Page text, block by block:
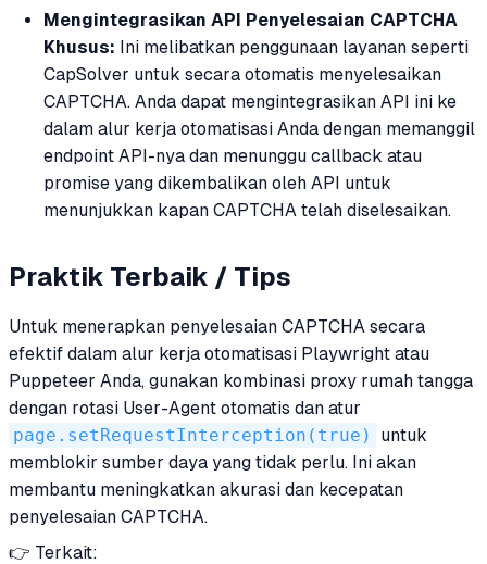
Mengintegrasikan API Penyelesaian CAPTCHA
Khusus: Ini melibatkan penggunaan layanan seperti
CapSolver untuk secara otomatis menyelesaikan
CAPTCHA. Anda dapat mengintegrasikan API ini ke
dalam alur kerja otomatisasi Anda dengan memanggil
endpoint API-nya dan menunggu callback atau
promise yang dikembalikan oleh API untuk
menunjukkan kapan CAPTCHA telah diselesaikan.
Praktik Terbaik / Tips
Untuk menerapkan penyelesaian CAPTCHA secara
efektif dalam alur kerja otomatisasi Playwright atau
Puppeteer Anda, gunakan kombinasi proxy rumah tangga
dengan rotasi User-Agent otomatis dan atur
page.setRequestInterception(true)
untuk
memblokir sumber daya yang tidak perlu. Ini akan
membantu meningkatkan akurasi dan kecepatan
penyelesaian CAPTCHA.
👉 Terkait: